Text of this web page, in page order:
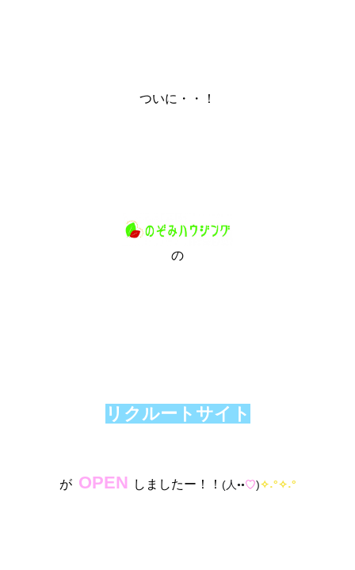
ついに・・！
の
リクルートサイト
が OPEN しましたー！！ (人••♡)✧˖°✧˖°